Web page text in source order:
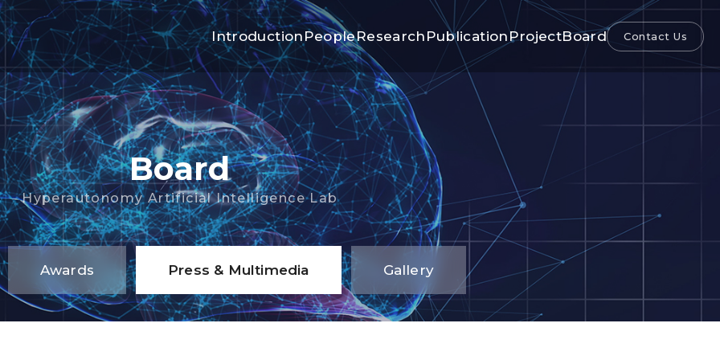
Introduction PeopleResearch PublicationProjectBoard Contact Us
Board
Hyperautonomy Artificial Intelligence Lab
Awards Press & Multimedia Gallery